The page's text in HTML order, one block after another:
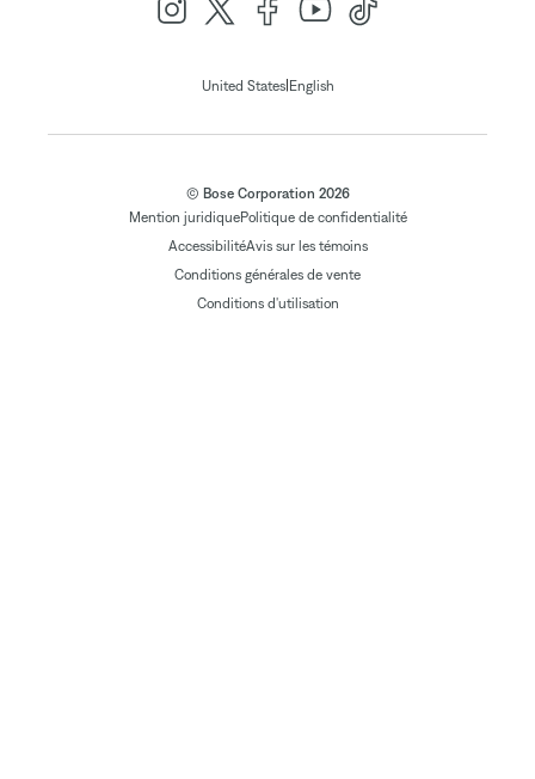
United States| English
© Bose Corporation 2026
Mention juridiquePolitique de confidentialité
AccessibilitéAvis sur les témoins
Conditions générales de vente
Conditions d'utilisation